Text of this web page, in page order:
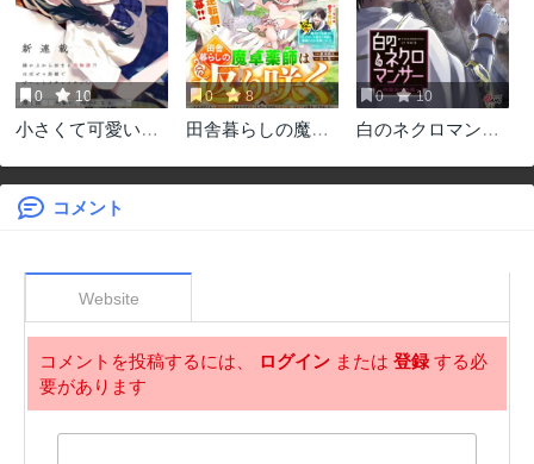
0 10
小さくて可愛い文
たら毎日座ってく
るようになった
0 8
田舎暮らしの魔草
たちが集まってき
0 10
白のネクロマンサ
コメント
Website
コメントを投稿するには、 ログイン または 登録する必
要があります